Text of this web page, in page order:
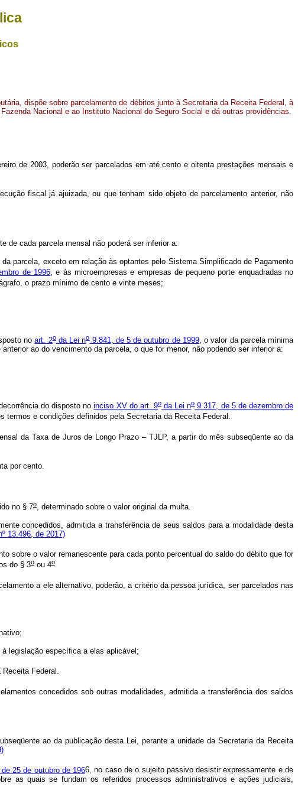
dispõe sobre parcelamento de débitos junto à Secretaria da Receita Federal, à
Fazenda Nacional e ao Instituto Nacional do Seguro Social e dá outras providências.
de 2003, poderão ser parcelados em até cento e oitenta prestações mensais e
fiscal já ajuizada, ou que tenham sido objeto de parcelamento anterior, não
de cada parcela mensal não poderá ser inferior a:
exceto em relação às optantes pelo Sistema Simplificado de Pagamento
de 1996, e às microempresas e empresas de pequeno porte enquadradas no
o prazo mínimo de cento e vinte meses;
noart. 2oda Lei no9.841, de 5 de outubro de 1999, o valor da parcela mínima
ao do vencimento da parcela, o que for menor, não podendo ser inferior a:
do disposto noinciso XV do art. 9oda Lei no9.317, de 5 de dezembro de
termos e condições definidos pela Secretaria da Receita Federal.
da Taxa de Juros de Longo Prazo – TJLP, a partir do mês subseqüente ao da
por cento.
no § 7o , determinado sobre o valor original da multa.
concedidos, admitida a transferência de seus saldos para a modalidade desta
13.496, de 2017)
sobre o valor remanescente para cada ponto percentual do saldo do débito que for
do § 3o ou 4o.
a ele alternativo, poderão, a critério da pessoa jurídica, ser parcelados nas
legislação específica a elas aplicável;
Federal.
concedidos sob outras modalidades, admitida a transferência dos saldos
ao da publicação desta Lei, perante a unidade da Secretaria da Receita
25 de outubro de 1966, no caso de o sujeito passivo desistir expressamente e de
as quais se fundam os referidos processos administrativos e ações judiciais,